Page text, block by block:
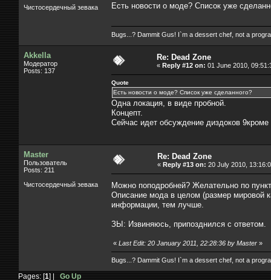
Чистосердечный зевака
Есть новости о моде? Список уже
Bugs...? Dammit Gus! I`m a dessert chef, not a
Akkella
Модератор
Posts: 137
Re: Dead Zone
« Reply #12 on: 01 June 2010,
Quote
Есть новости о моде? Список уже сделанного?
Одна локация, в виде пробной.
Концепт.
Сейчас идет обсуждение диздоков
Master
Пользователь
Posts: 211
Чистосердечный зевака
Re: Dead Zone
« Reply #13 on: 20 July 2010,
Можно поподробней? Желательно по
Описание мода в целом (размер мировой
информации, тем лучше.
ЗЫ: Извиняюсь, припозднился с ответом.
« Last Edit: 20 January 2011, 22:28:36 by Master »
Bugs...? Dammit Gus! I`m a dessert chef, not a
Pages: [1] | Go Up